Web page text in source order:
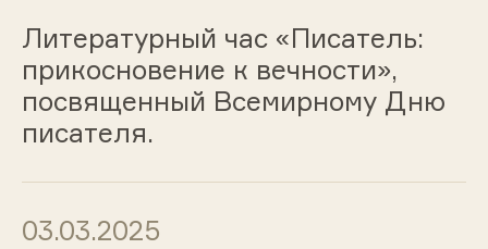
Литературный час «Писатель:
прикосновение к вечности»,
посвященный Всемирному Дню
писателя.
03.03.2025